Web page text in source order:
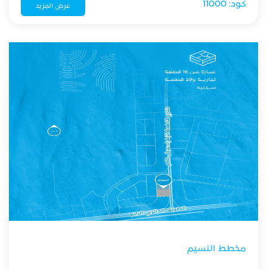
كود: 11000 عرض المزيد
مخطط النسيم